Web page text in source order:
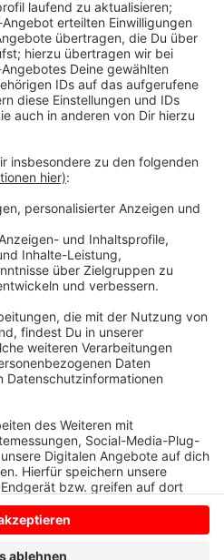
verlängern. Weil die
neu strukturiert werden,
Dauerkarteninhaber oder
wieder den gewohnten
Dauerkartenverkauf für
Juli.Hiergibt es weitere
für die Saison 2024/2025.